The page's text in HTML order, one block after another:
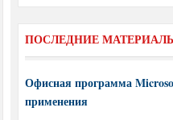
ПОСЛЕДНИЕ
Офисная программа
применения